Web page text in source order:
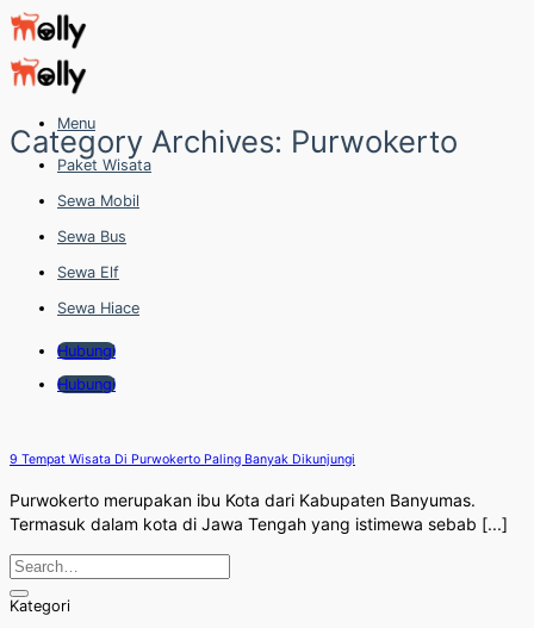
Skip
to
content
Menu
Paket Wisata
Sewa Mobil
Sewa Bus
Sewa Elf
Sewa Hiace
Hubungi
Hubungi
Category Archives: Purwokerto
9 Tempat Wisata Di Purwokerto Paling Banyak Dikunjungi
Purwokerto merupakan ibu Kota dari Kabupaten Banyumas.
Termasuk dalam kota di Jawa Tengah yang istimewa sebab [...]
Kategori